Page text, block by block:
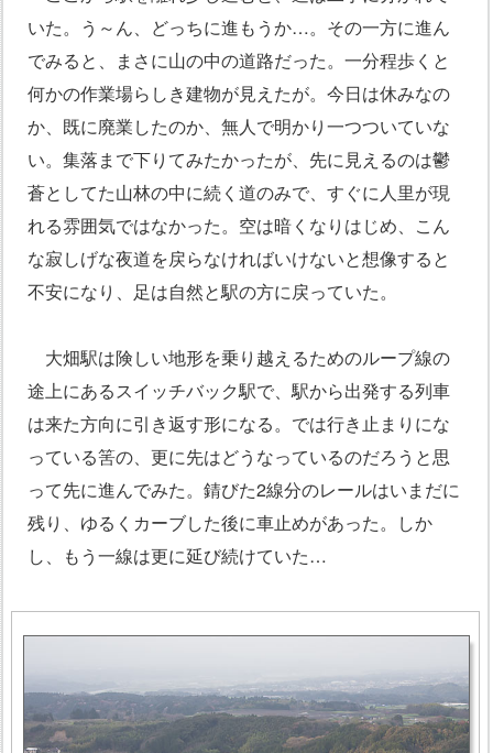
いた。う～ん、どっちに進もうか…。その一方に進ん
でみると、まさに山の中の道路だった。一分程歩くと
何かの作業場らしき建物が見えたが。今日は休みなの
か、既に廃業したのか、無人で明かり一つついていな
い。集落まで下りてみたかったが、先に見えるのは鬱
蒼としてた山林の中に続く道のみで、すぐに人里が現
れる雰囲気ではなかった。空は暗くなりはじめ、こん
な寂しげな夜道を戻らなければいけないと想像すると
不安になり、足は自然と駅の方に戻っていた。
大畑駅は険しい地形を乗り越えるためのループ線の
途上にあるスイッチバック駅で、駅から出発する列車
は来た方向に引き返す形になる。では行き止まりにな
っている筈の、更に先はどうなっているのだろうと思
って先に進んでみた。錆びた2線分のレールはいまだに
残り、ゆるくカーブした後に車止めがあった。しか
し、もう一線は更に延び続けていた…